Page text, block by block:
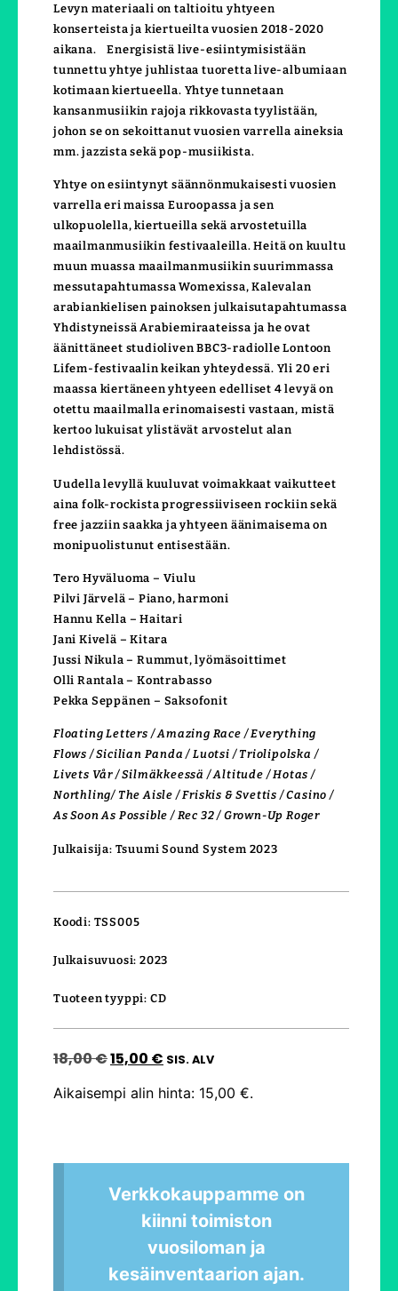
Levyn materiaali on taltioitu yhtyeen
konserteista ja kiertueilta vuosien 2018-2020
aikana. Energisistä live-esiintymisistään
tunnettu yhtye juhlistaa tuoretta live-albumiaan
kotimaan kiertueella. Yhtye tunnetaan
kansanmusiikin rajoja rikkovasta tyylistään,
johon se on sekoittanut vuosien varrella aineksia
mm. jazzista sekä pop-musiikista.
Yhtye on esiintynyt säännönmukaisesti vuosien
varrella eri maissa Euroopassa ja sen
ulkopuolella, kiertueilla sekä arvostetuilla
maailmanmusiikin festivaaleilla. Heitä on kuultu
muun muassa maailmanmusiikin suurimmassa
messutapahtumassa Womexissa, Kalevalan
arabiankielisen painoksen julkaisutapahtumassa
Yhdistyneissä Arabiemiraateissa ja he ovat
äänittäneet studioliven BBC3-radiolle Lontoon
Lifem-festivaalin keikan yhteydessä. Yli 20 eri
maassa kiertäneen yhtyeen edelliset 4 levyä on
otettu maailmalla erinomaisesti vastaan, mistä
kertoo lukuisat ylistävät arvostelut alan
lehdistössä.
Uudella levyllä kuuluvat voimakkaat vaikutteet
aina folk-rockista progressiiviseen rockiin sekä
free jazziin saakka ja yhtyeen äänimaisema on
monipuolistunut entisestään.
Tero Hyväluoma – Viulu
Pilvi Järvelä – Piano, harmoni
Hannu Kella – Haitari
Jani Kivelä – Kitara
Jussi Nikula – Rummut, lyömäsoittimet
Olli Rantala – Kontrabasso
Pekka Seppänen – Saksofonit
Floating Letters / Amazing Race / Everything
Flows / Sicilian Panda / Luotsi / Triolipolska /
Livets Vår / Silmäkkeessä / Altitude / Hotas /
Northling/ The Aisle / Friskis & Svettis / Casino /
As Soon As Possible / Rec 32 / Grown-Up Roger
Julkaisija: Tsuumi Sound System 2023
Koodi: TSS005
Julkaisuvuosi: 2023
Tuoteen tyyppi: CD
18,00€15,00 € SIS. ALV
Aikaisempi alin hinta: 15,00 €.
Verkkokauppamme on
kiinni toimiston
vuosiloman ja
kesäinventaarion ajan.